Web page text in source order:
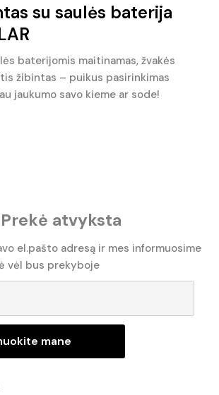
su saulės baterija
baterijomis maitinamas, žvakės
žibintas – puikus pasirinkimas
jaukumo savo kieme ar sode!
Prekė atvyksta
el.pašto adresą ir mes informuosime
vėl bus prekyboje
mane